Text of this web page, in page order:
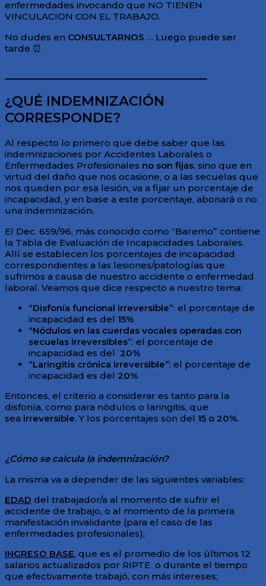
enfermedades invocando que NO TIENEN
VINCULACION CON EL TRABAJO.
No dudes en CONSULTARNOS … Luego puede ser
tarde ⏰
¿QUÉ INDEMNIZACIÓN
CORRESPONDE?
Al respecto lo primero que debe saber que las
indemnizaciones por Accidentes Laborales o
Enfermedades Profesionales no son fijas, sino que en
virtud del daño que nos ocasione, o a las secuelas que
nos queden por esa lesión, va a fijar un porcentaje de
incapacidad, y en base a este porcentaje, abonará o no
una indemnización.
El Dec. 659/96, más conocido como “Baremo” contiene
la Tabla de Evaluación de Incapacidades Laborales.
Allí se establecen los porcentajes de incapacidad
correspondientes a las lesiones/patologías que
sufrimos a causa de nuestro accidente o enfermedad
laboral. Veamos que dice respecto a nuestro tema:
“Disfonía funcional irreversible”: el porcentaje de
incapacidad es del 15%
“Nódulos en las cuerdas vocales operadas con
secuelas irreversibles”: el porcentaje de
incapacidad es del 20%
“Laringitis crónica irreversible”: el porcentaje de
incapacidad es del 20%
Entonces, el criterio a considerar es tanto para la
disfonía, como para nódulos o laringitis, que
sea irreversible. Y los porcentajes son del 15 o 20%.
¿Cómo se calcula la indemnización?
La misma va a depender de las siguientes variables:
EDAD del trabajador/a al momento de sufrir el
accidente de trabajo, o al momento de la primera
manifestación invalidante (para el caso de las
enfermedades profesionales);
INGRESO BASE, que es el promedio de los últimos 12
salarios actualizados por RIPTE o durante el tiempo
que efectivamente trabajó, con más intereses;